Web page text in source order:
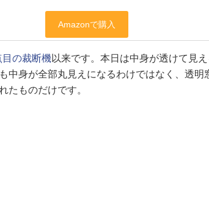
目の裁断機以来です。本日は中身が透けて見
中身が全部丸見えになるわけではなく、透明
たものだけです。